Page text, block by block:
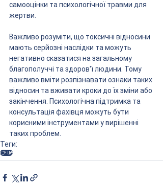
самооцінки та психологічної травми для
жертви.
Важливо розуміти, що токсичні відносини
мають серйозні наслідки та можуть
негативно сказатися на загальному
благополуччі та здоров'ї людини. Тому
важливо вміти розпізнавати ознаки таких
відносин та вживати кроки до їх зміни або
закінчення. Психологічна підтримка та
консультація фахівця можуть бути
корисними інструментами у вирішенні
таких проблем.
Теги:
👉 це